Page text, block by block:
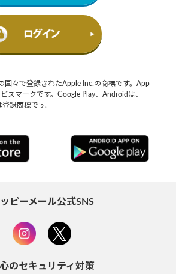
国々で登録されたApple Inc.の商標です。App
スマークです。Google Play、Androidは、
録商標です。
ピーメール公式SNS
のセキュリティ対策